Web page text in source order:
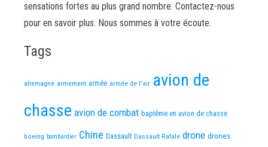
sensations fortes au plus grand nombre. Contactez-nous
pour en savoir plus. Nous sommes à votre écoute.
Tags
allemagne armement armée armée de l'air avion de
chasse avion de combat baptême en avion de chasse
boeing bombardier Chine Dassault Dassault Rafale drone drones